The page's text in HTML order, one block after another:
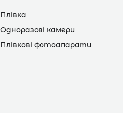
Плівка
Одноразові камери
Плівкові фотоапарати